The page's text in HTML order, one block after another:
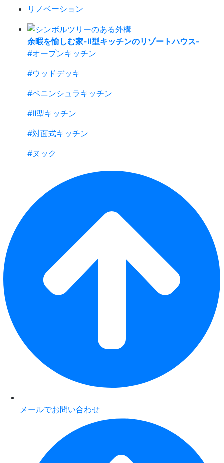
リノベーション
余暇を愉しむ家-Ⅱ型キッチンのリゾートハウス-
#オープンキッチン
#ウッドデッキ
#ペニンシュラキッチン
#Ⅱ型キッチン
#対面式キッチン
#ヌック
メールでお問い合わせ